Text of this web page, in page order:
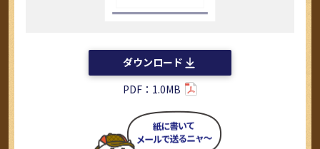
ダウンロード
PDF：1.0MB